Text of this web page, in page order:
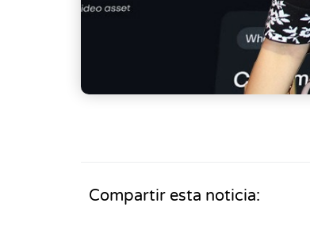
Compartir esta noticia: